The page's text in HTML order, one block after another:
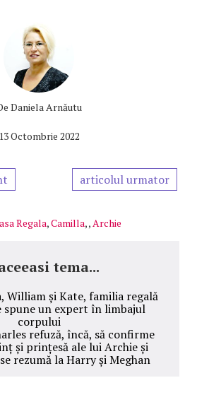
Daniela Arnăutu
13 Octombrie 2022
articolul urmator
Regala,Camilla,,Archie
tema...
William și Kate, familia regală
spune un expert în limbajul
corpului
refuză, încă, să confirme
și prințesă ale lui Archie și
rezumă la Harry și Meghan